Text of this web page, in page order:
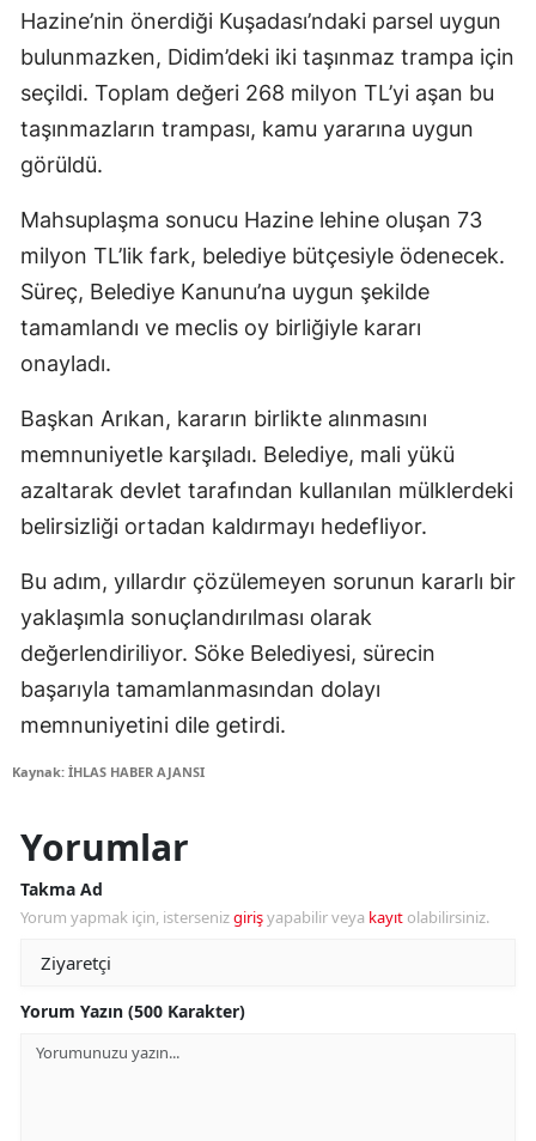
Hazine’nin önerdiği Kuşadası’ndaki parsel uygun
bulunmazken, Didim’deki iki taşınmaz trampa için
seçildi. Toplam değeri 268 milyon TL’yi aşan bu
taşınmazların trampası, kamu yararına uygun
görüldü.
Mahsuplaşma sonucu Hazine lehine oluşan 73
milyon TL’lik fark, belediye bütçesiyle ödenecek.
Süreç, Belediye Kanunu’na uygun şekilde
tamamlandı ve meclis oy birliğiyle kararı
onayladı.
Başkan Arıkan, kararın birlikte alınmasını
memnuniyetle karşıladı. Belediye, mali yükü
azaltarak devlet tarafından kullanılan mülklerdeki
belirsizliği ortadan kaldırmayı hedefliyor.
Bu adım, yıllardır çözülemeyen sorunun kararlı bir
yaklaşımla sonuçlandırılması olarak
değerlendiriliyor. Söke Belediyesi, sürecin
başarıyla tamamlanmasından dolayı
memnuniyetini dile getirdi.
Kaynak: İHLAS HABER AJANSI
Yorumlar
Takma Ad
Yorum yapmak için, istersenizgirişyapabilir veya kayıt olabilirsiniz.
Yorum Yazın (500 Karakter)